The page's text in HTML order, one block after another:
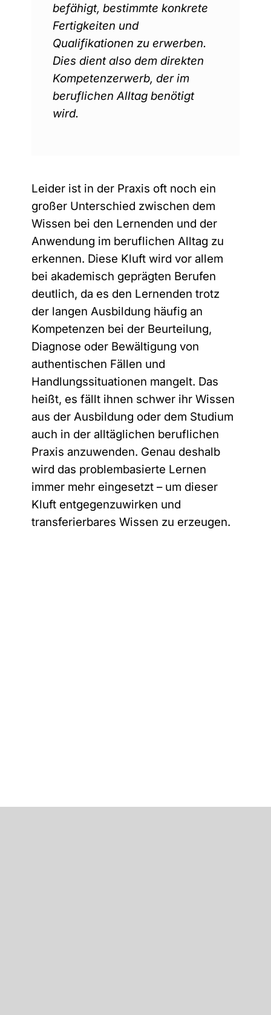
befähigt, bestimmte konkrete
Fertigkeiten und
Qualifikationen zu erwerben.
Dies dient also dem direkten
Kompetenzerwerb, der im
beruflichen Alltag benötigt
wird.
Leider ist in der Praxis oft noch ein
großer Unterschied zwischen dem
Wissen bei den Lernenden und der
Anwendung im beruflichen Alltag zu
erkennen. Diese Kluft wird vor allem
bei akademisch geprägten Berufen
deutlich, da es den Lernenden trotz
der langen Ausbildung häufig an
Kompetenzen bei der Beurteilung,
Diagnose oder Bewältigung von
authentischen Fällen und
Handlungssituationen mangelt. Das
heißt, es fällt ihnen schwer ihr Wissen
aus der Ausbildung oder dem Studium
auch in der alltäglichen beruflichen
Praxis anzuwenden. Genau deshalb
wird das problembasierte Lernen
immer mehr eingesetzt – um dieser
Kluft entgegenzuwirken und
transferierbares Wissen zu erzeugen.